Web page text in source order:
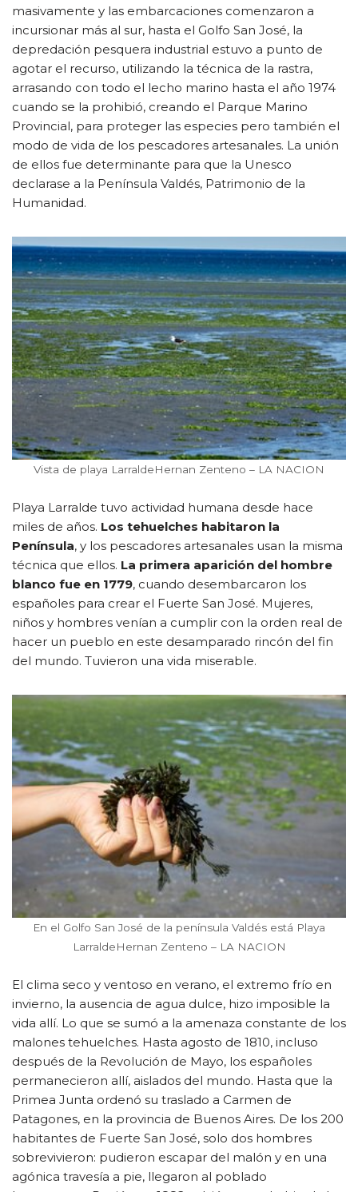
masivamente y las embarcaciones comenzaron a
incursionar más al sur, hasta el Golfo San José, la
depredación pesquera industrial estuvo a punto de
agotar el recurso, utilizando la técnica de la rastra,
arrasando con todo el lecho marino hasta el año 1974
cuando se la prohibió, creando el Parque Marino
Provincial, para proteger las especies pero también el
modo de vida de los pescadores artesanales. La unión
de ellos fue determinante para que la Unesco
declarase a la Península Valdés, Patrimonio de la
Humanidad.
Vista de playa LarraldeHernan Zenteno – LA NACION
Playa Larralde tuvo actividad humana desde hace
miles de años. Los tehuelches habitaron la
Península, y los pescadores artesanales usan la misma
técnica que ellos. La primera aparición del hombre
blanco fue en 1779, cuando desembarcaron los
españoles para crear el Fuerte San José. Mujeres,
niños y hombres venían a cumplir con la orden real de
hacer un pueblo en este desamparado rincón del fin
del mundo. Tuvieron una vida miserable.
En el Golfo San José de la península Valdés está Playa
LarraldeHernan Zenteno – LA NACION
El clima seco y ventoso en verano, el extremo frío en
invierno, la ausencia de agua dulce, hizo imposible la
vida allí. Lo que se sumó a la amenaza constante de los
malones tehuelches. Hasta agosto de 1810, incluso
después de la Revolución de Mayo, los españoles
permanecieron allí, aislados del mundo. Hasta que la
Primea Junta ordenó su traslado a Carmen de
Patagones, en la provincia de Buenos Aires. De los 200
habitantes de Fuerte San José, solo dos hombres
sobrevivieron: pudieron escapar del malón y en una
agónica travesía a pie, llegaron al poblado